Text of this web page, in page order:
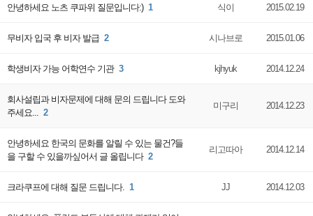
안녕하세요 노츠 쿠파위 질문입니다:) 1 식이 2015.02.19
무비자 입국 후 비자 발급 2 시나브로 2015.01.06
학생비자 가능 어학연수 기관 3 kjhyuk 2014.12.24
회사설립과 비자문제에 대해 문의 드립니다 도와
주세요... 2
미구리 2014.12.23
안녕하세요 한국의 문화를 알릴 수 있는 물건?들
을 구할 수 있을까싶어서 글 올립니다 2
리고따아 2014.12.14
크라쿠프에 대해 질문 드립니다. 1 JJ 2014.12.03